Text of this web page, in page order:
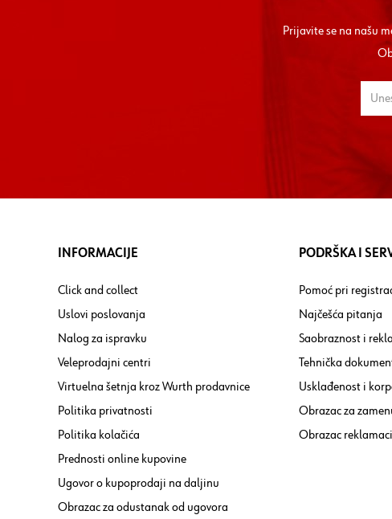
Prijavite se na našu
INFORMACIJE
Click and collect
Uslovi poslovanja
Nalog za ispravku
Veleprodajni centri
Virtuelna šetnja kroz Wurth prodavnice
Politika privatnosti
Politika kolačića
Prednosti online kupovine
Ugovor o kupoprodaji na daljinu
Obrazac za odustanak od ugovora
PODRŠKA I
Pomoć pri
Najčešća pitanja
Saobraznost i
Tehnička
Usklađenost i
Obrazac za
Obrazac